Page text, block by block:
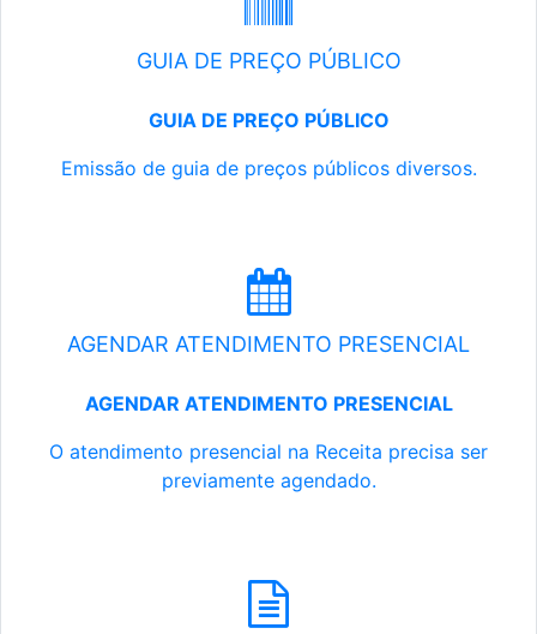
GUIA DE PREÇO PÚBLICO
GUIA DE PREÇO PÚBLICO
Emissão de guia de preços públicos diversos.
AGENDAR ATENDIMENTO PRESENCIAL
AGENDAR ATENDIMENTO PRESENCIAL
O atendimento presencial na Receita precisa ser
previamente agendado.